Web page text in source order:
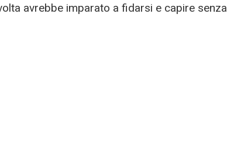
avrebbe imparato a fidarsi e capire senza